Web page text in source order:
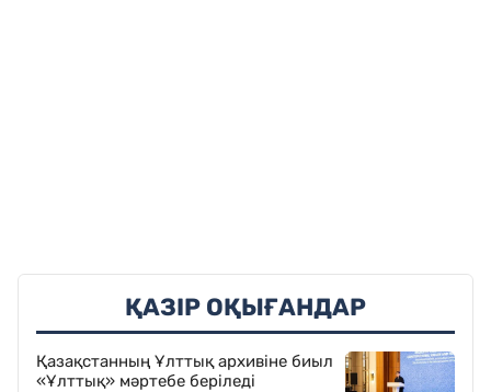
ҚАЗІР ОҚЫҒАНДАР
Қазақстанның Ұлттық архивіне биыл
«Ұлттық» мәртебе беріледі